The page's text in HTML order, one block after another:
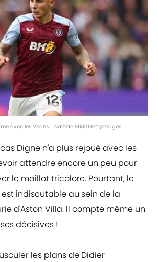
avec les Villans. | Nathan Stirk/GettyImages
Digne n'a plus rejoué avec les
attendre encore un peu pour
le maillot tricolore. Pourtant, le
indiscutable au sein de la
d'Aston Villa. Il compte même un
décisives !
les plans de Didier